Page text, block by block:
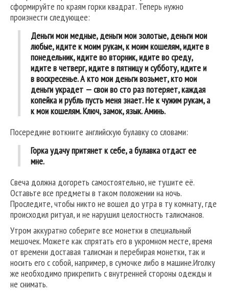
сформируйте по краям горки квадрат. Теперь нужно
произнести следующее:
Деньги мои медные, деньги мои золотые, деньги мои
любые, идите к моим рукам, к моим кошелям, идите в
понедельник, идите во вторник, идите во среду,
идите в четверг, идите в пятницу и субботу, идите и
в воскресенье. А кто мои деньги возьмет, кто мои
деньги украдет — свои во сто раз потеряет, каждая
копейка и рубль пусть меня знает. Не к чужим рукам, а
к мои кошелям. Ключ, замок, язык. Аминь.
Посередине воткните английскую булавку со словами:
Горка удачу притянет к себе, а булавка отдаст ее
мне.
Свеча должна догореть самостоятельно, не тушите её.
Оставьте все предметы в таком положении на ночь.
Проследите, чтобы никто не вошел до утра в ту комнату, где
происходил ритуал, и не нарушил целостность талисманов.
Утром аккуратно соберите все монетки в специальный
мешочек. Можете как спрятать его в укромном месте, время
от времени доставая талисман и перебирая монетки, так и
носить его с собой, например, в сумочке либо в машине.Иголку
же необходимо прикрепить с внутренней стороны одежды и
не снимать.